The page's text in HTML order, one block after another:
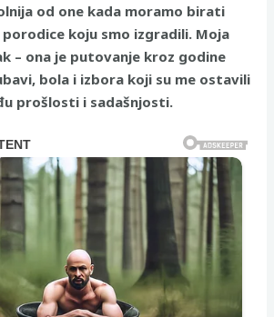
od one kada moramo birati
koju smo izgradili. Moja
– ona je putovanje kroz godine
bola i izbora koji su me ostavili
prošlosti i sadašnjosti.